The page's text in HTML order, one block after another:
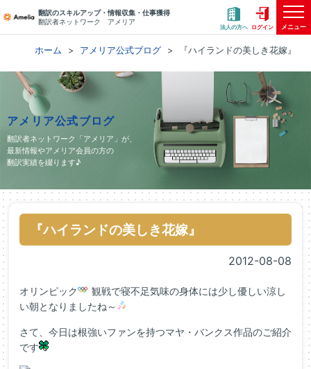
翻訳のスキルアップ・情報収集・仕事獲得
翻訳者ネットワーク アメリア
法人の方へ ログイン メニュー
ホーム アメリア公式ブログ 『ハイランドの美しき花嫁』
アメリア公式ブログ
翻訳者ネットワーク「アメリア」が、
最新情報やアメリア会員の方の
翻訳実績を綴ります♪
『ハイランドの美しき花嫁』
2012-08-08
オリンピック
観戦で寝不足気味の身体には少し優しい涼し
い朝となりましたね～
さて、今日は根強いファンを持つマヤ・バンクス作品のご紹介
です